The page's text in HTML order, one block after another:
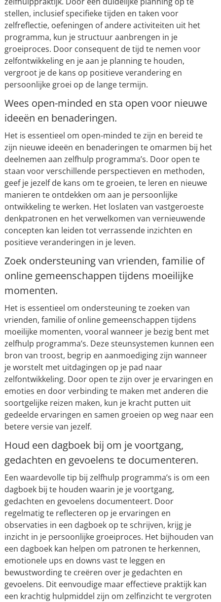
stellen, inclusief specifieke tijden en taken voor
zelfreflectie, oefeningen of andere activiteiten uit het
programma, kun je structuur aanbrengen in je
groeiproces. Door consequent de tijd te nemen voor
zelfontwikkeling en je aan je planning te houden,
vergroot je de kans op positieve verandering en
persoonlijke groei op de lange termijn.
Wees open-minded en sta open voor nieuwe
ideeën en benaderingen.
Het is essentieel om open-minded te zijn en bereid te
zijn nieuwe ideeën en benaderingen te omarmen bij het
deelnemen aan zelfhulp programma’s. Door open te
staan voor verschillende perspectieven en methoden,
geef je jezelf de kans om te groeien, te leren en nieuwe
manieren te ontdekken om aan je persoonlijke
ontwikkeling te werken. Het loslaten van vastgeroeste
denkpatronen en het verwelkomen van vernieuwende
concepten kan leiden tot verrassende inzichten en
positieve veranderingen in je leven.
Zoek ondersteuning van vrienden, familie of
online gemeenschappen tijdens moeilijke
momenten.
Het is essentieel om ondersteuning te zoeken van
vrienden, familie of online gemeenschappen tijdens
moeilijke momenten, vooral wanneer je bezig bent met
zelfhulp programma’s. Deze steunsystemen kunnen een
bron van troost, begrip en aanmoediging zijn wanneer
je worstelt met uitdagingen op je pad naar
zelfontwikkeling. Door open te zijn over je ervaringen en
emoties en door verbinding te maken met anderen die
soortgelijke reizen maken, kun je kracht putten uit
gedeelde ervaringen en samen groeien op weg naar een
betere versie van jezelf.
Houd een dagboek bij om je voortgang,
gedachten en gevoelens te documenteren.
Een waardevolle tip bij zelfhulp programma’s is om een
dagboek bij te houden waarin je je voortgang,
gedachten en gevoelens documenteert. Door
regelmatig te reflecteren op je ervaringen en
observaties in een dagboek op te schrijven, krijg je
inzicht in je persoonlijke groeiproces. Het bijhouden van
een dagboek kan helpen om patronen te herkennen,
emotionele ups en downs vast te leggen en
bewustwording te creëren over je gedachten en
gevoelens. Dit eenvoudige maar effectieve praktijk kan
een krachtig hulpmiddel zijn om zelfinzicht te vergroten